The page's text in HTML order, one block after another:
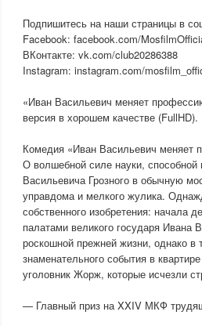
Подпишитесь на наши страницы в
Facebook: facebook.com/
ВКонтакте: vk.com/club20286388
Instagram: instagram.com/
«Иван Васильевич меняет
версия в хорошем качестве (FullHD).
Комедия «Иван Васильевич
О волшебной силе науки, способной
Васильевича Грозного в обычную
управдома и мелкого жулика.
собственного изобретения: начала
палатами великого государя Ивана
роскошной прежней жизни, однако в
знаменательного события в
уголовник Жорж, которые исчезли
— Главный приз на XXIV МКФ